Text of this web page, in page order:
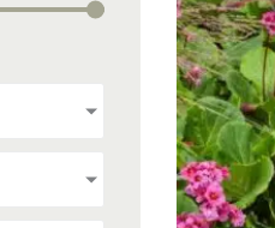
de bruyère
et exotiques
Plantes
Plantes
Plantes
Plantes
Plantes